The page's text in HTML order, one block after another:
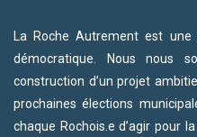
La Roche Autrement est
démocratique. Nous nous
construction d’un projet
prochaines élections
chaque Rochois.e d’agir pour